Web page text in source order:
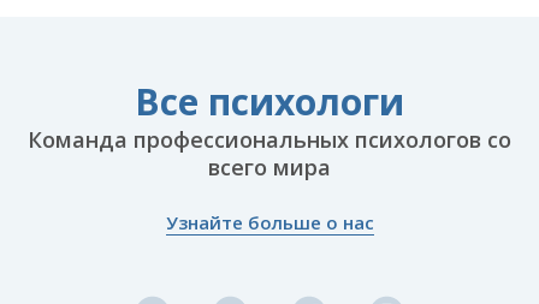
Все психологи
Команда профессиональных психологов со
всего мира
Узнайте больше о нас